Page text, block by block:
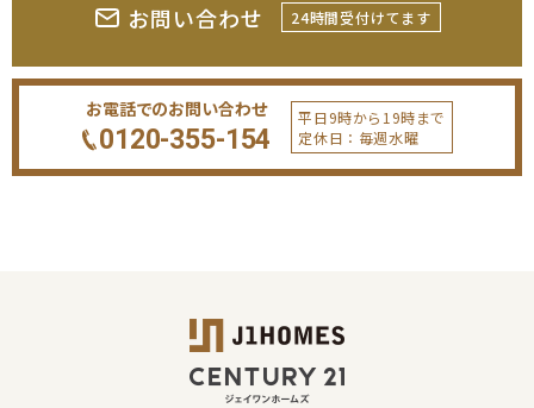
お問い合わせ 24時間受付けてます
お電話でのお問い合わせ
0120-355-154
平日9時から19時まで
定休日：毎週水曜